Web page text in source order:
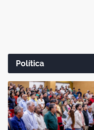
Política